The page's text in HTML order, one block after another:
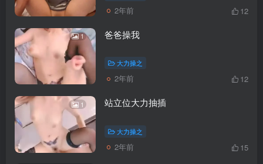
2年前 12
1 爸爸操我
大力操之
2年前 12
1 站立位大力抽插
大力操之
2年前 15